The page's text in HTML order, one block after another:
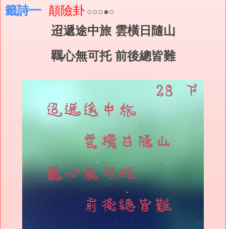
籤詩一 顛險卦 ○○○●○
迢遞途中旅 雲橫日隨山
羈心無可托 前後總皆難